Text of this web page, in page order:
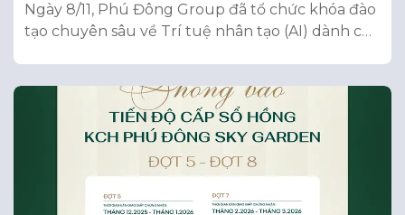
Ngày 8/11, Phú Đông Group đã tổ chức khóa đào
tạo chuyên sâu về Trí tuệ nhân tạo (AI) dành cho
chuyển đổi số của Tập đoàn, với mục tiêu giúp
CBNV tiếp cận những công